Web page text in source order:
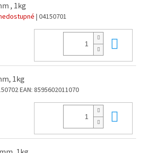
, 1kg
| 04150701
1kg
EAN: 8595602011070